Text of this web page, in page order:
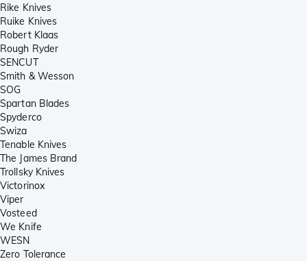
Rike Knives
Ruike Knives
Robert Klaas
Rough Ryder
SENCUT
Smith & Wesson
SOG
Spartan Blades
Spyderco
Swiza
Tenable Knives
The James Brand
Trollsky Knives
Victorinox
Viper
Vosteed
We Knife
WESN
Zero Tolerance